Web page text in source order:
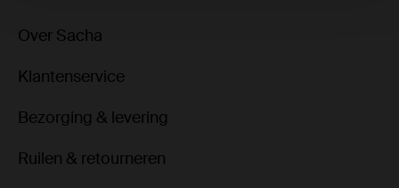
Over Sacha
Klantenservice
Bezorging & levering
Ruilen & retourneren